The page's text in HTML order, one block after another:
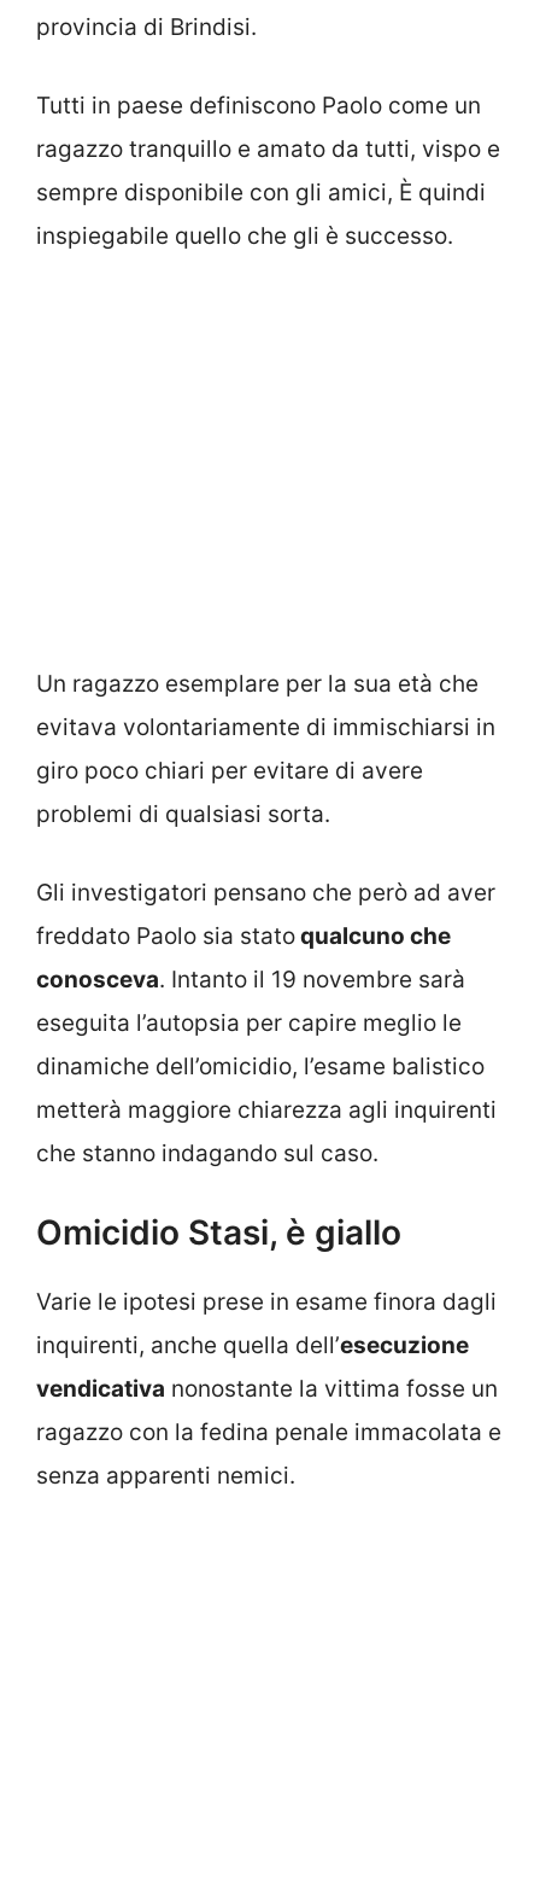
provincia di Brindisi.
Tutti in paese definiscono Paolo come un
ragazzo tranquillo e amato da tutti, vispo e
sempre disponibile con gli amici, È quindi
inspiegabile quello che gli è successo.
Un ragazzo esemplare per la sua età che
evitava volontariamente di immischiarsi in
giro poco chiari per evitare di avere
problemi di qualsiasi sorta.
Gli investigatori pensano che però ad aver
freddato Paolo sia statoqualcuno che
conosceva. Intanto il 19 novembre sarà
eseguita l’autopsia per capire meglio le
dinamiche dell’omicidio, l’esame balistico
metterà maggiore chiarezza agli inquirenti
che stanno indagando sul caso.
Omicidio Stasi, è giallo
Varie le ipotesi prese in esame finora dagli
inquirenti, anche quella dell’esecuzione
vendicativa nonostante la vittima fosse un
ragazzo con la fedina penale immacolata e
senza apparenti nemici.